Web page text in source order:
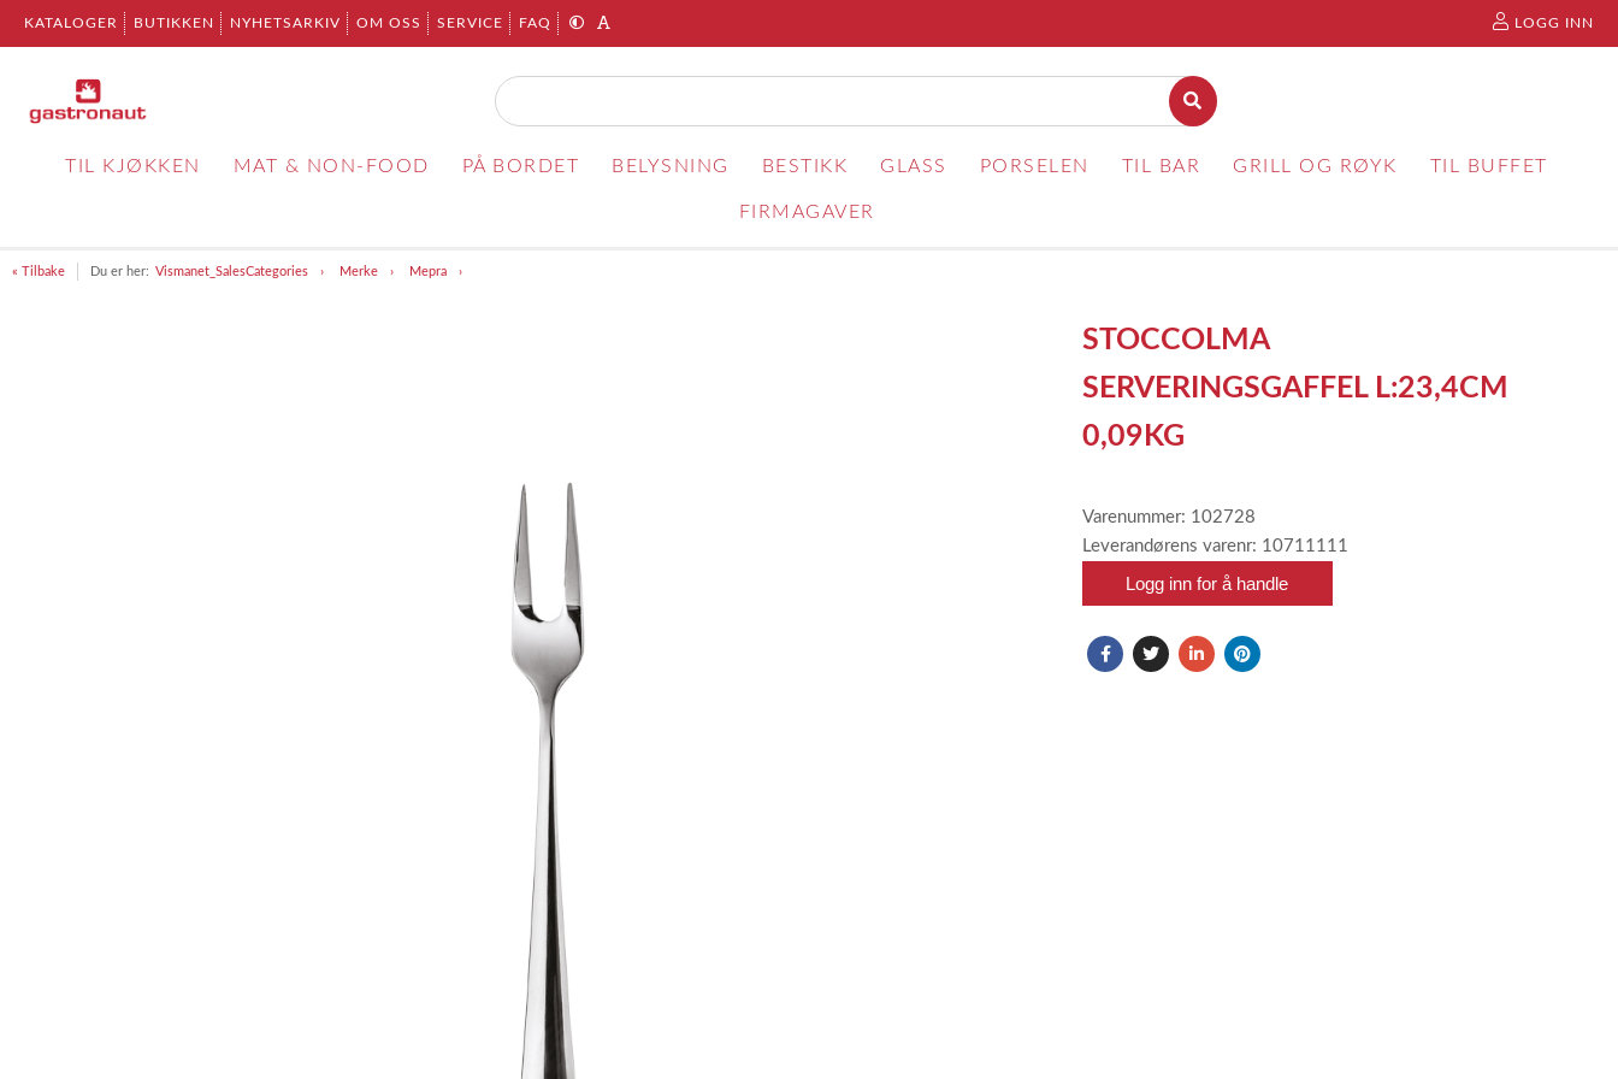
KATALOGER BUTIKKEN NYHETSARKIV OM OSS SERVICE FAQ LOGG INN
TIL KJØKKEN MAT & NON-FOOD PÅ BORDET BELYSNING BESTIKK GLASS PORSELEN TIL BAR GRILL OG RØYK TIL BUFFET
FIRMAGAVER
« Tilbake Du er her: Vismanet_SalesCategories Merke Mepra
STOCCOLMA
SERVERINGSGAFFEL L:23,4CM
0,09KG
Varenummer: 102728
Leverandørens varenr: 10711111
Logg inn for å handle